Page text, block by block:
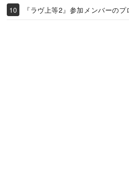
『ラヴ上等2』参加メンバーの